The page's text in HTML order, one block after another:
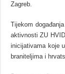
Zagreb.
Tijekom
aktivnosti ZU
inicijativama koje
braniteljima i